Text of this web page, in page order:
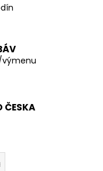
výmenu
ČESKA